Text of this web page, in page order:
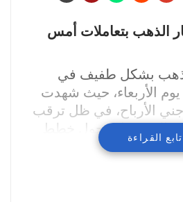
الذهب بتعاملات أمس
بشكل طفيف في
يوم الأربعاء، حيث شهدت
الأرباح، في ظل ترقب
من المؤشرات حول خطط
ترامب لزيادة الرسوم
تابع القراءة